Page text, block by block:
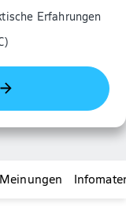
Erfahrungen
Meinungen